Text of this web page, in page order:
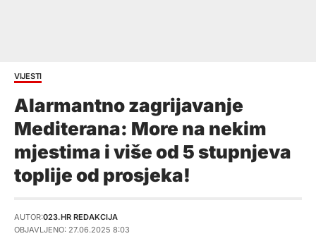
VIJESTI
Alarmantno zagrijavanje
Mediterana: More na nekim
mjestima i više od 5 stupnjeva
toplije od prosjeka!
AUTOR:023.HR REDAKCIJA
OBJAVLJENO: 27.06.2025 8:03